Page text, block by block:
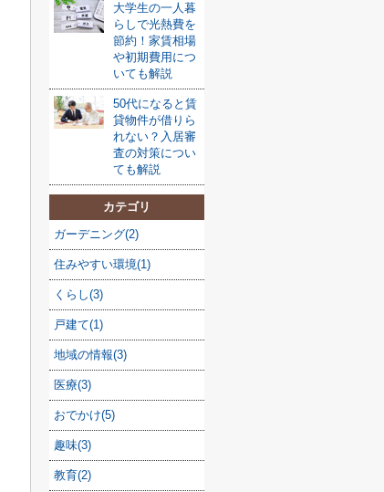
大学生の一人暮
らしで光熱費を
節約！家賃相場
や初期費用につ
いても解説
50代になると賃
貸物件が借りら
れない？入居審
査の対策につい
ても解説
カテゴリ
ガーデニング(2)
住みやすい環境(1)
くらし(3)
戸建て(1)
地域の情報(3)
医療(3)
おでかけ(5)
趣味(3)
教育(2)